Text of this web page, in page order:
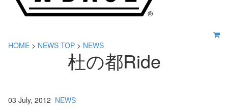
HOME > NEWS TOP > NEWS
杜の都Ride
03 July, 2012 NEWS